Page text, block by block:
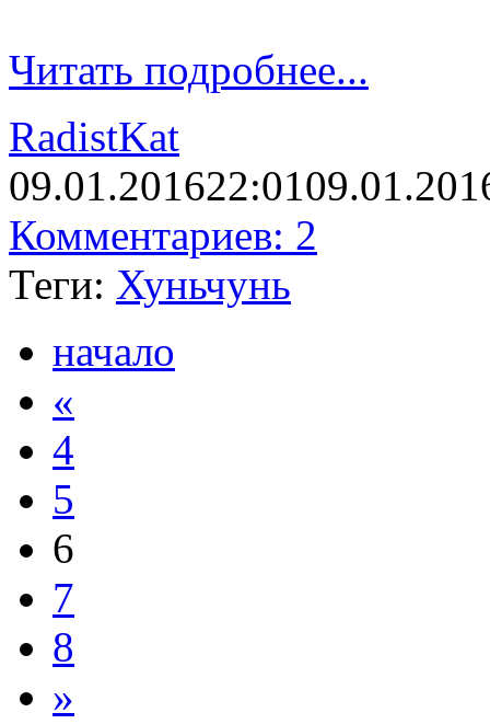
Читать подробнее...
RadistKat
09.01.201622:01
Комментариев: 2
Теги: Хуньчунь
начало
«
4
5
6
7
8
»